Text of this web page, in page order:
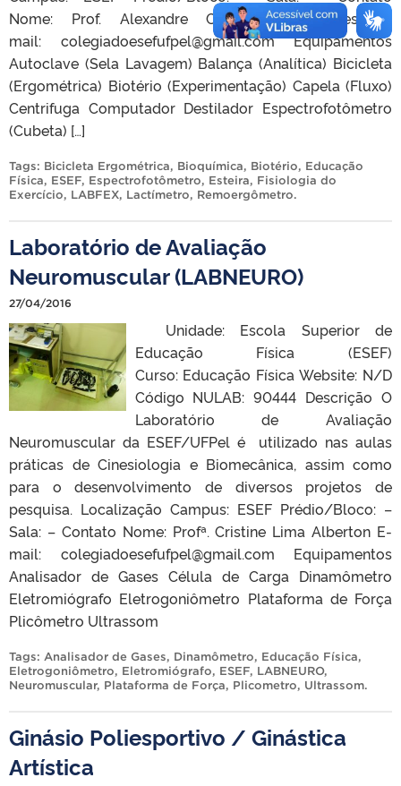
Nome: Prof. Alexandre Carriconde Marques E-
mail: colegiadoesefufpel@gmail.com Equipamentos
Autoclave (Sela Lavagem) Balança (Analítica) Bicicleta
(Ergométrica) Biotério (Experimentação) Capela (Fluxo)
Centrifuga Computador Destilador Espectrofotômetro
(Cubeta) […]
Tags: Bicicleta Ergométrica, Bioquímica, Biotério, Educação
Física, ESEF, Espectrofotômetro, Esteira, Fisiologia do
Exercício, LABFEX, Lactímetro, Remoergômetro.
Laboratório de Avaliação
Neuromuscular (LABNEURO)
27/04/2016
Unidade: Escola Superior de
Educação Física (ESEF)
Curso: Educação Física Website: N/D
Código NULAB: 90444 Descrição O
Laboratório de Avaliação
Neuromuscular da ESEF/UFPel é utilizado nas aulas
práticas de Cinesiologia e Biomecânica, assim como
para o desenvolvimento de diversos projetos de
pesquisa. Localização Campus: ESEF Prédio/Bloco: –
Sala: – Contato Nome: Profª. Cristine Lima Alberton E-
mail: colegiadoesefufpel@gmail.com Equipamentos
Analisador de Gases Célula de Carga Dinamômetro
Eletromiógrafo Eletrogoniômetro Plataforma de Força
Plicômetro Ultrassom
Tags: Analisador de Gases, Dinamômetro, Educação Física,
Eletrogoniômetro, Eletromiógrafo, ESEF, LABNEURO,
Neuromuscular, Plataforma de Força, Plicometro, Ultrassom.
Ginásio Poliesportivo / Ginástica
Artística